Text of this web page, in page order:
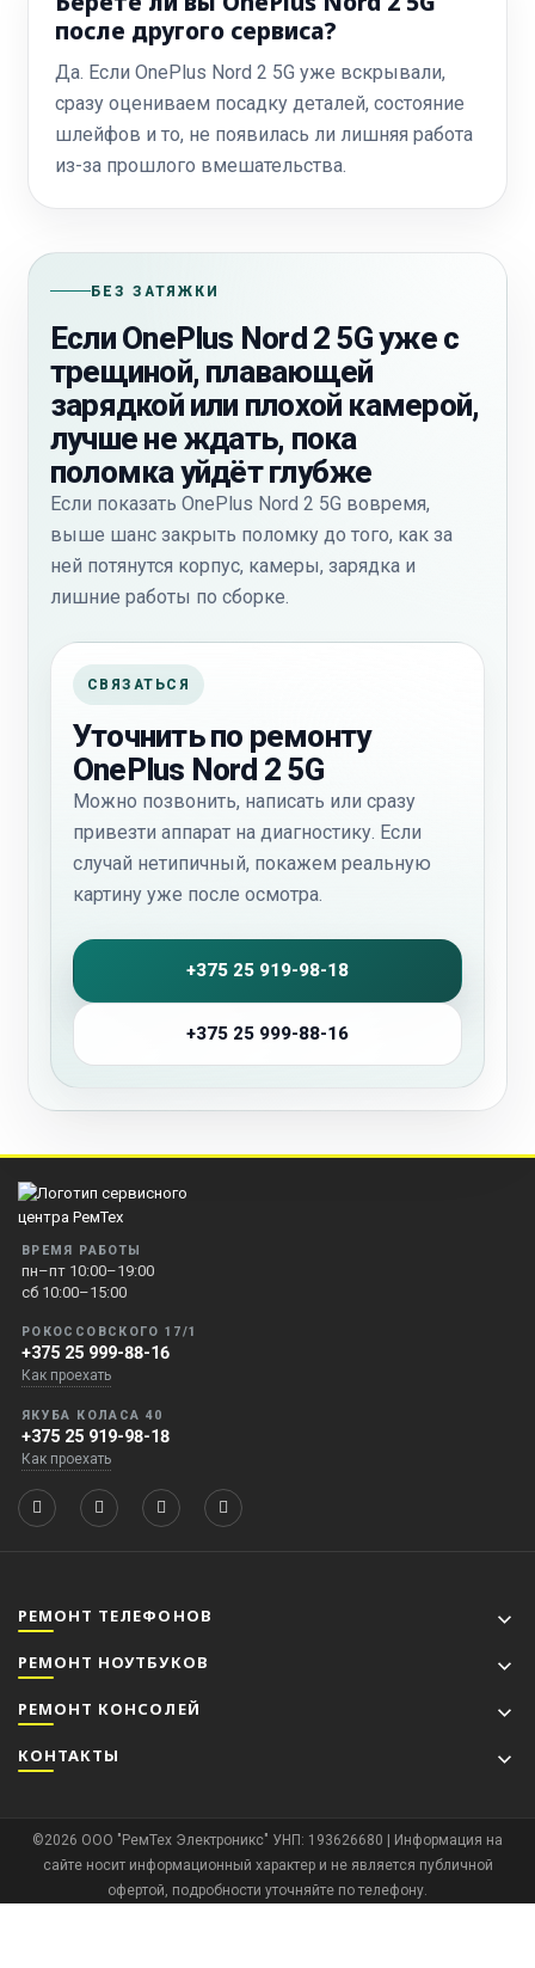
после другого сервиса?
Да. Если OnePlus Nord 2 5G уже вскрывали,
сразу оцениваем посадку деталей, состояние
шлейфов и то, не появилась ли лишняя работа
из-за прошлого вмешательства.
БЕЗ ЗАТЯЖКИ
Если OnePlus Nord 2 5G уже с
трещиной, плавающей
зарядкой или плохой камерой,
лучше не ждать, пока
поломка уйдёт глубже
Если показать OnePlus Nord 2 5G вовремя,
выше шанс закрыть поломку до того, как за
ней потянутся корпус, камеры, зарядка и
лишние работы по сборке.
СВЯЗАТЬСЯ
Уточнить по ремонту
OnePlus Nord 2 5G
Можно позвонить, написать или сразу
привезти аппарат на диагностику. Если
случай нетипичный, покажем реальную
картину уже после осмотра.
+375 25 919-98-18
+375 25 999-88-16
ВРЕМЯ РАБОТЫ
пн–пт 10:00–19:00
сб 10:00–15:00
РОКОССОВСКОГО 17/1
+375 25 999-88-16
Как проехать
ЯКУБА КОЛАСА 40
+375 25 919-98-18
Как проехать
РЕМОНТ ТЕЛЕФОНОВ
РЕМОНТ НОУТБУКОВ
РЕМОНТ КОНСОЛЕЙ
КОНТАКТЫ
©2026 ООО "РемТех Электроникс" УНП: 193626680 | Информация на
сайте носит информационный характер и не является публичной
офертой, подробности уточняйте по телефону.